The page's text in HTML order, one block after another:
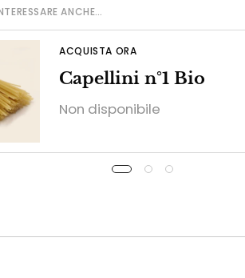
ANCHE…
ACQUISTA ORA
Capellini n°1 Bio
Non disponibile